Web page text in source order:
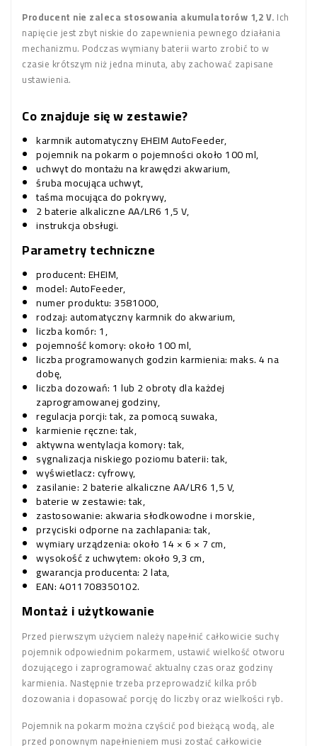
Producent nie zaleca stosowania akumulatorów 1,2 V. Ich
napięcie jest zbyt niskie do zapewnienia pewnego działania
mechanizmu. Podczas wymiany baterii warto zrobić to w
czasie krótszym niż jedna minuta, aby zachować zapisane
ustawienia.
Co znajduje się w zestawie?
karmnik automatyczny EHEIM AutoFeeder,
pojemnik na pokarm o pojemności około 100 ml,
uchwyt do montażu na krawędzi akwarium,
śruba mocująca uchwyt,
taśma mocująca do pokrywy,
2 baterie alkaliczne AA/LR6 1,5 V,
instrukcja obsługi.
Parametry techniczne
producent: EHEIM,
model: AutoFeeder,
numer produktu: 3581000,
rodzaj: automatyczny karmnik do akwarium,
liczba komór: 1,
pojemność komory: około 100 ml,
liczba programowanych godzin karmienia: maks. 4 na
dobę,
liczba dozowań: 1 lub 2 obroty dla każdej
zaprogramowanej godziny,
regulacja porcji: tak, za pomocą suwaka,
karmienie ręczne: tak,
aktywna wentylacja komory: tak,
sygnalizacja niskiego poziomu baterii: tak,
wyświetlacz: cyfrowy,
zasilanie: 2 baterie alkaliczne AA/LR6 1,5 V,
baterie w zestawie: tak,
zastosowanie: akwaria słodkowodne i morskie,
przyciski odporne na zachlapania: tak,
wymiary urządzenia: około 14 × 6 × 7 cm,
wysokość z uchwytem: około 9,3 cm,
gwarancja producenta: 2 lata,
EAN: 4011708350102.
Montaż i użytkowanie
Przed pierwszym użyciem należy napełnić całkowicie suchy
pojemnik odpowiednim pokarmem, ustawić wielkość otworu
dozującego i zaprogramować aktualny czas oraz godziny
karmienia. Następnie trzeba przeprowadzić kilka prób
dozowania i dopasować porcję do liczby oraz wielkości ryb.
Pojemnik na pokarm można czyścić pod bieżącą wodą, ale
przed ponownym napełnieniem musi zostać całkowicie